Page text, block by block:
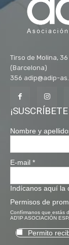
Tirso de
(Barcelona)
356 adip@adip-
Nombre y
E-mail *
Indícanos aquí la
Permisos de
Confírmanos que estás
AD'IP ASOCIACIÓN
Permito